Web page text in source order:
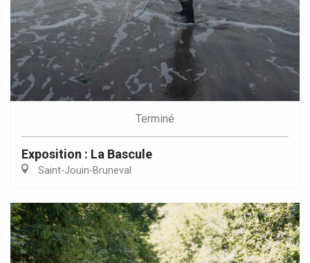
Terminé
Exposition : La Bascule
Saint-Jouin-Bruneval